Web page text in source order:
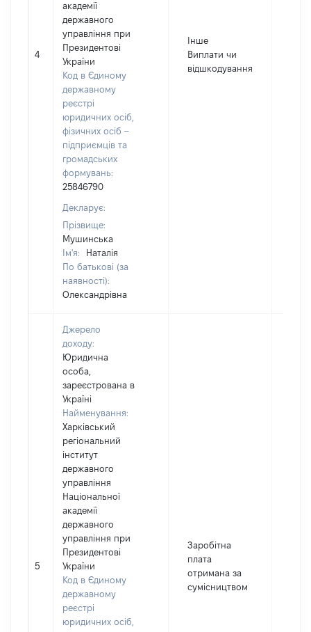
4
академії
державного
управління при
Президентові
України
Код в Єдиному
державному
реєстрі
юридичних осіб,
фізичних осіб –
підприємців та
громадських
формувань:
25846790
Декларує:
Прізвище:
Мушинська
Ім'я:
Наталія
По батькові (за
наявності):
Олександрівна
Інше
Виплати чи
відшкодування
5
Джерело
доходу:
Юридична
особа,
зареєстрована в
Україні
Найменування:
Харківський
регіональний
інститут
державного
управління
Національної
академії
державного
управління при
Президентові
України
Код в Єдиному
державному
реєстрі
юридичних осіб,
Заробітна
плата
отримана за
сумісництвом